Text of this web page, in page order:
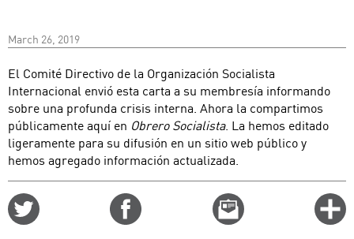
March 26, 2019
El Comité Directivo de la Organización Socialista
Internacional envió esta carta a su membresía informando
sobre una profunda crisis interna. Ahora la compartimos
públicamente aquí en Obrero Socialista. La hemos editado
ligeramente para su difusión en un sitio web público y
hemos agregado información actualizada.
Email
this